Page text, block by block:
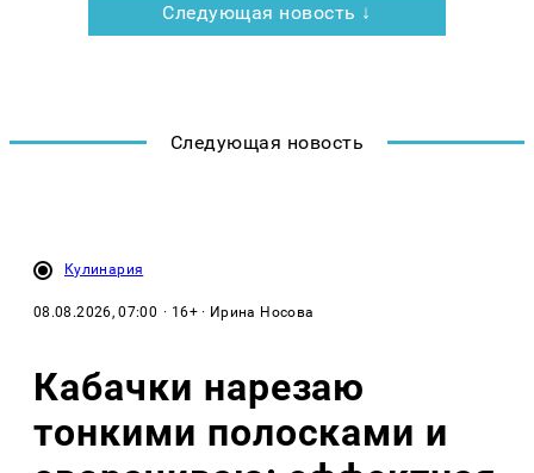
Следующая новость ↓
Следующая новость
Кулинария
08.08.2026, 07:00 · 16+ · Ирина Носова
Кабачки нарезаю
тонкими полосками и